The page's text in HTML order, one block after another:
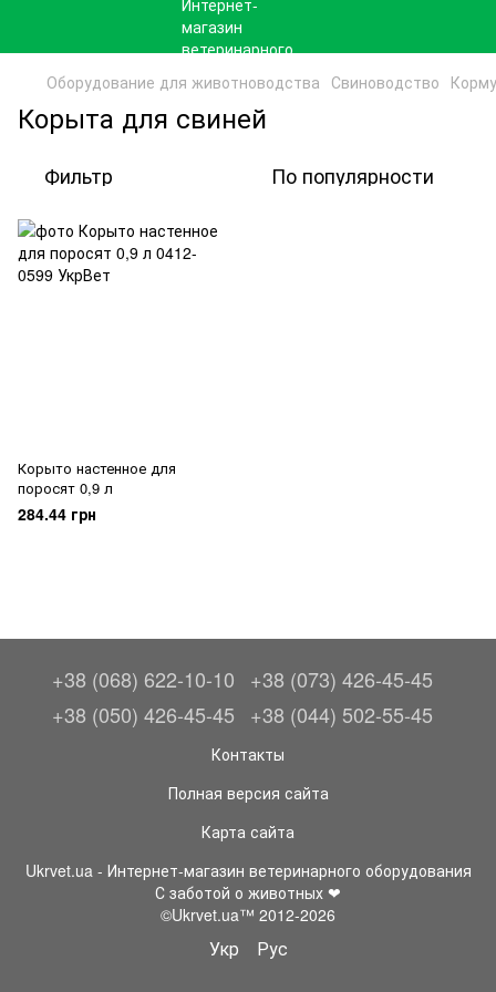
Оборудование для животноводства Свиноводство
Корыта для свиней
Фильтр По популярности
Корыто настенное для
поросят 0,9 л
284.44 грн
+38 (068) 622-10-10
+38 (073) 426-45-45
+38 (050) 426-45-45
+38 (044) 502-55-45
Контакты
Полная версия сайта
Карта сайта
Ukrvet.ua - Интернет-магазин ветеринарного оборудования
С заботой о животных ❤
©Ukrvet.ua™ 2012-2026
Укр Рус